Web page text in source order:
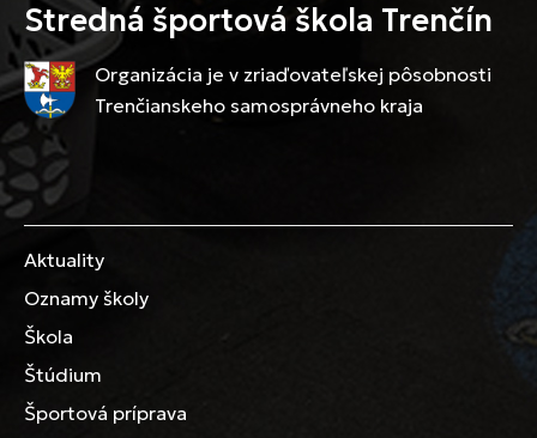
Stredná športová škola Trenčín
Organizácia je v zriaďovateľskej pôsobnosti
Trenčianskeho samosprávneho kraja
Aktuality
Oznamy školy
Škola
Štúdium
Športová príprava